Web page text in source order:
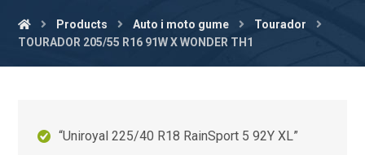
Products Auto i moto gume
Tourador
TOURADOR 205/55 R16 91W X WONDER TH1
“Uniroyal 225/40 R18 RainSport 5 92Y XL”